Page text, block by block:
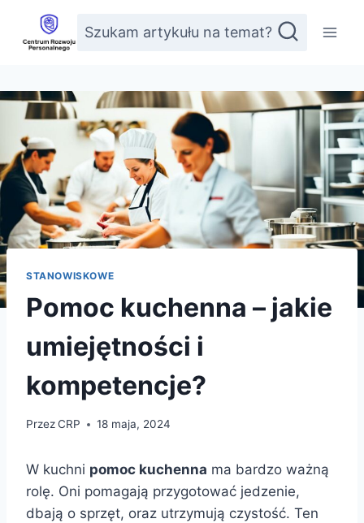
Przejdź
treści
Szukam artykułu na temat?
STANOWISKOWE
Pomoc kuchenna – jakie
umiejętności i
kompetencje?
PrzezCRP 18 maja, 2024
W kuchni pomoc kuchenna ma bardzo ważną
rolę. Oni pomagają przygotować jedzenie,
dbają o sprzęt, oraz utrzymują czystość. Ten